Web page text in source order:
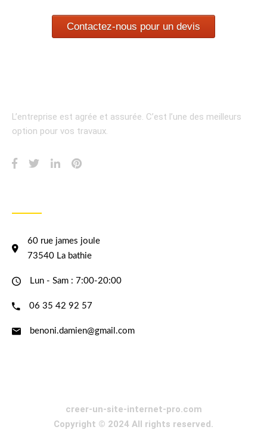
Contactez-nous pour un devis
L’entreprise est agrée et assurée. C’est l’une des meilleurs
option pour vos travaux.
60 rue james joule
73540 La bathie
Lun - Sam : 7:00-20:00
06 35 42 92 57
benoni.damien@gmail.com
creer-un-site-internet-pro.com
Copyright © 2024 All rights reserved.